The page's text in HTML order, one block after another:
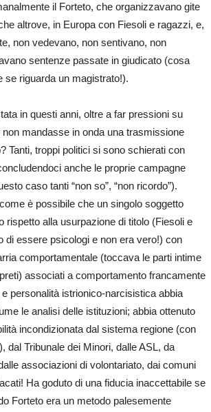
il Forteto, che organizzavano gite
altrove, in Europa con Fiesoli e ragazzi, e,
non vedevano, non sentivano, non
sentenze passate in giudicato (cosa
se riguarda un magistrato!).
in questi anni, oltre a far pressioni su
mandasse in onda una trasmissione
Tanti, troppi politici si sono schierati con
anche le proprie campagne
caso tanti “non so”, “non ricordo”).
è possibile che un singolo soggetto
rispetto alla usurpazione di titolo (Fiesoli e
di essere psicologi e non era vero!) con
comportamentale (toccava le parti intime
associati a comportamento francamente
personalità istrionico-narcisistica abbia
le analisi delle istituzioni; abbia ottenuto
incondizionata dal sistema regione (con
dal Tribunale dei Minori, dalle ASL, da
associazioni di volontariato, dai comuni
Ha goduto di una fiducia inaccettabile se
Forteto era un metodo palesemente